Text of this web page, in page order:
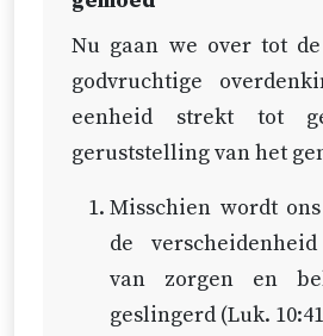
Nu gaan we over tot
godvruchtige
eenheid strekt tot
geruststelling van het
Misschien wordt
de
van zorgen en
geslingerd (Luk. 10:41